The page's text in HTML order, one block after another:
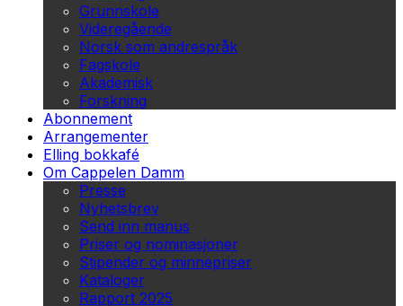
Grunnskole
Videregående
Norsk som andrespråk
Fagskole
Akademisk
Forskning
Abonnement
Arrangementer
Elling bokkafé
Om Cappelen Damm
Presse
Nyhetsbrev
Send inn manus
Priser og nominasjoner
Stipender og minnepriser
Kataloger
Rapport 2025